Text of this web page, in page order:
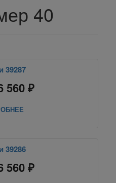
40
39287
560 ₽
39286
560 ₽